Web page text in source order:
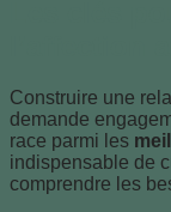
Construire une
demande
race parmi les
indispensable de
comprendre les